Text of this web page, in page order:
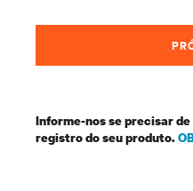
Informe-nos se precisar
registro do seu produto.